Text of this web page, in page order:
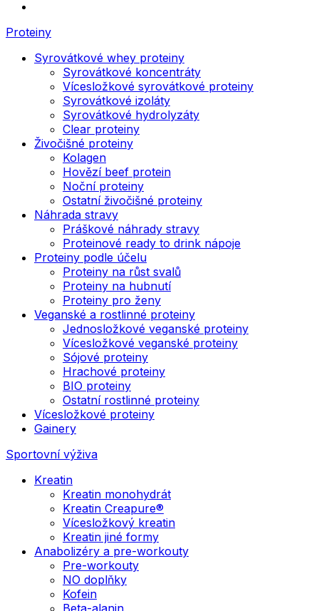
Proteiny
Syrovátkové whey proteiny
Syrovátkové koncentráty
Vícesložkové syrovátkové proteiny
Syrovátkové izoláty
Syrovátkové hydrolyzáty
Clear proteiny
Živočišné proteiny
Kolagen
Hovězí beef protein
Noční proteiny
Ostatní živočišné proteiny
Náhrada stravy
Práškové náhrady stravy
Proteinové ready to drink nápoje
Proteiny podle účelu
Proteiny na růst svalů
Proteiny na hubnutí
Proteiny pro ženy
Veganské a rostlinné proteiny
Jednosložkové veganské proteiny
Vícesložkové veganské proteiny
Sójové proteiny
Hrachové proteiny
BIO proteiny
Ostatní rostlinné proteiny
Vícesložkové proteiny
Gainery
Sportovní výživa
Kreatin
Kreatin monohydrát
Kreatin Creapure®
Vícesložkový kreatin
Kreatin jiné formy
Anabolizéry a pre-workouty
Pre-workouty
NO doplňky
Kofein
Beta-alanin